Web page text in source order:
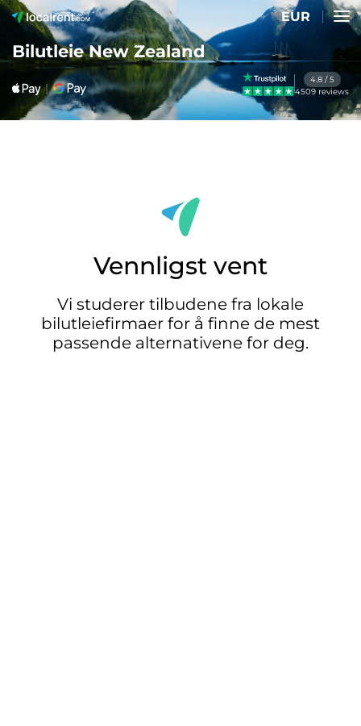
EUR
Bilutleie New Zealand
4.8 / 5
4509 reviews
Vennligst vent
Vi studerer tilbudene fra lokale
bilutleiefirmaer for å finne de mest
passende alternativene for deg.